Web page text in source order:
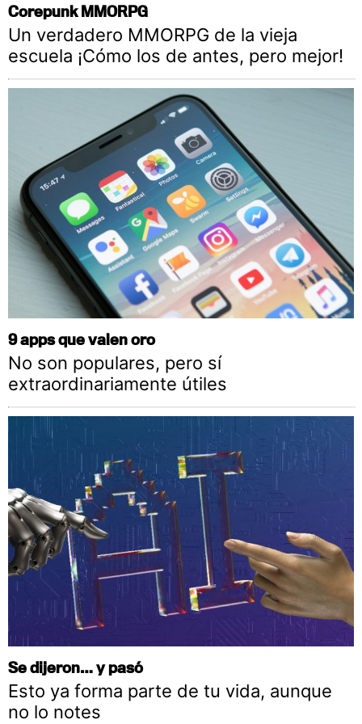
Corepunk MMORPG
Un verdadero MMORPG de la vieja
escuela ¡Cómo los de antes, pero mejor!
9 apps que valen oro
No son populares, pero sí
extraordinariamente útiles
Se dijeron… y pasó
Esto ya forma parte de tu vida, aunque
no lo notes